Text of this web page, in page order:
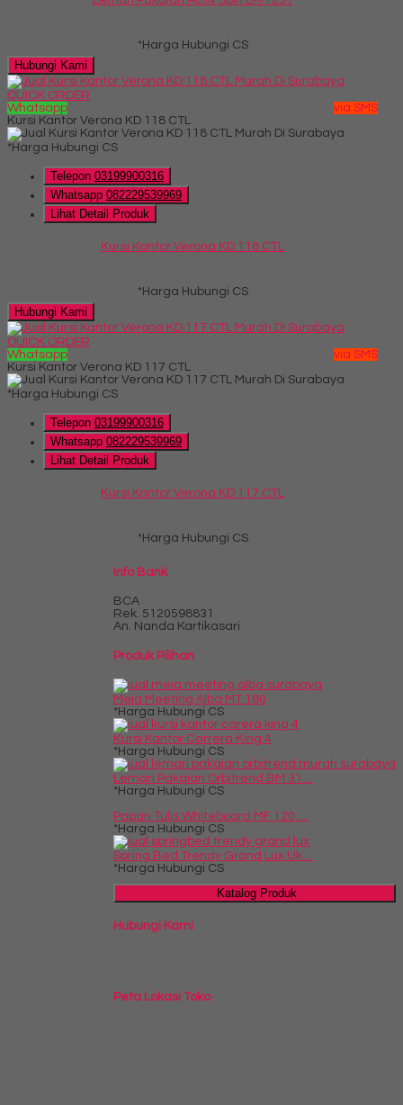
*Harga Hubungi CS
Hubungi Kami
QUICK ORDER
Whatsapp
via SMS
Kursi Kantor Verona KD 118 CTL
*Harga Hubungi CS
Telepon 03199900316
Whatsapp 082229539969
Lihat Detail Produk
Kursi Kantor Verona KD 118 CTL
*Harga Hubungi CS
Hubungi Kami
QUICK ORDER
Whatsapp
via SMS
Kursi Kantor Verona KD 117 CTL
*Harga Hubungi CS
Telepon 03199900316
Whatsapp 082229539969
Lihat Detail Produk
Kursi Kantor Verona KD 117 CTL
*Harga Hubungi CS
Info Bank
BCA
Rek. 5120598831
An. Nanda Kartikasari
Produk Pilihan
Meja Meeting Alba MT 180
*Harga Hubungi CS
Kursi Kantor Carrera King 4
*Harga Hubungi CS
Lemari Pakaian Orbitrend BM 31....
*Harga Hubungi CS
Papan Tulis Whiteboard MF 120 ....
*Harga Hubungi CS
Spring Bed Trendy Grand Lux Uk....
*Harga Hubungi CS
Katalog Produk
Hubungi Kami
Peta Lokasi Toko